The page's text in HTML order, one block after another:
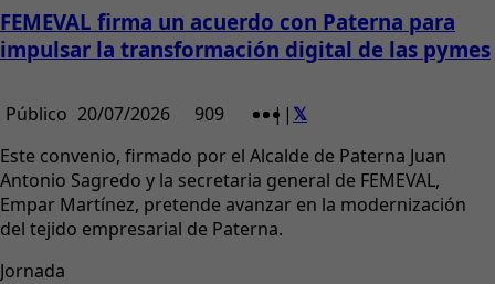
FEMEVAL firma un acuerdo con Paterna para
impulsar la transformación digital de las pymes
Público 20/07/2026 909 | |
Este convenio, firmado por el Alcalde de Paterna Juan
Antonio Sagredo y la secretaria general de FEMEVAL,
Empar Martínez, pretende avanzar en la modernización
del tejido empresarial de Paterna.
Jornada